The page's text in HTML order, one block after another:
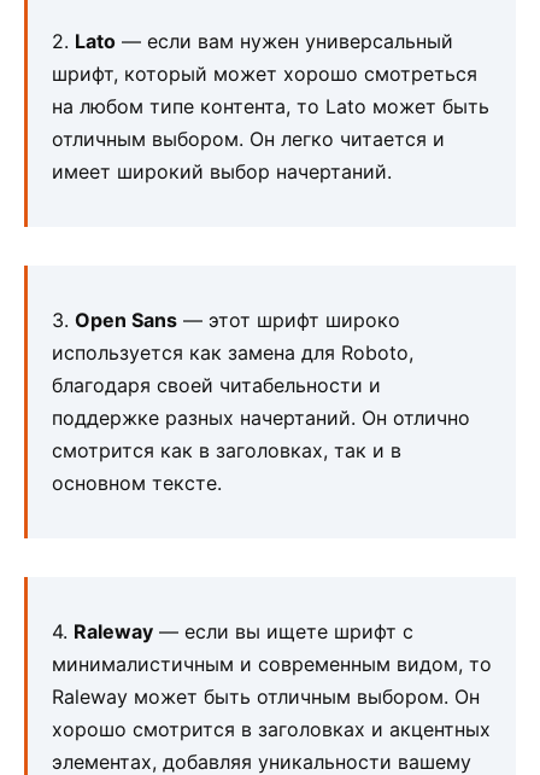
2. Lato — если вам нужен универсальный
шрифт, который может хорошо смотреться
на любом типе контента, то Lato может быть
отличным выбором. Он легко читается и
имеет широкий выбор начертаний.
3. Open Sans — этот шрифт широко
используется как замена для Roboto,
благодаря своей читабельности и
поддержке разных начертаний. Он отлично
смотрится как в заголовках, так и в
основном тексте.
4. Raleway — если вы ищете шрифт с
минималистичным и современным видом, то
Raleway может быть отличным выбором. Он
хорошо смотрится в заголовках и акцентных
элементах, добавляя уникальности вашему